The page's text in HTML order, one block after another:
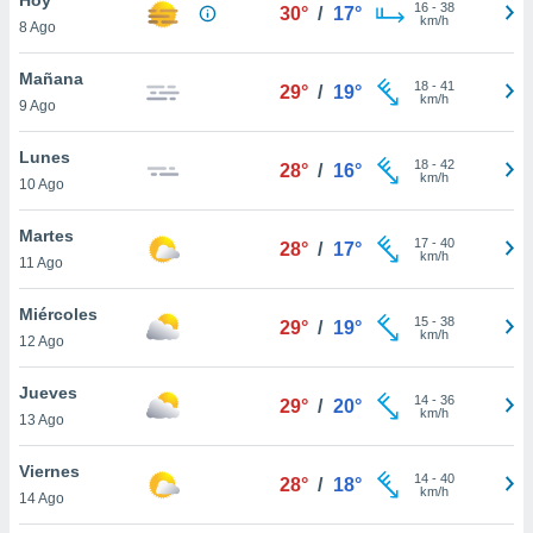
en
más
nuestra
de
cookies
aceptar
8 Ago
30° / 17° 16- 38
km/h
Mañana
9 Ago
29° / 19° 18- 41
km/h
Lunes
10 Ago
28° / 16° 18- 42
km/h
Martes
11 Ago
28° / 17° 17- 40
km/h
Miércoles
12 Ago
29° / 19° 15- 38
km/h
Jueves
13 Ago
29° / 20° 14- 36
km/h
Viernes
14 Ago
28° / 18° 14- 40
km/h